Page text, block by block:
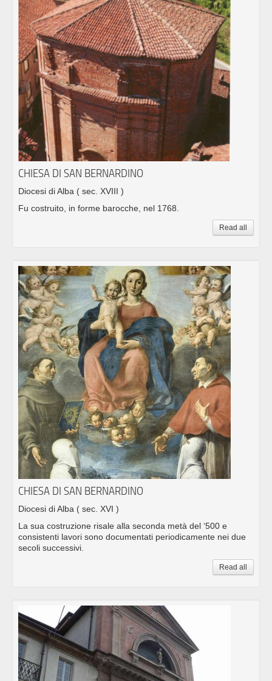
CHIESA DI SAN BERNARDINO
Diocesi di Alba ( sec. XVIII )
Fu costruito, in forme barocche, nel 1768.
Read all
CHIESA DI SAN BERNARDINO
Diocesi di Alba ( sec. XVI )
La sua costruzione risale alla seconda metà del ‘500 e
consistenti lavori sono documentati periodicamente nei due
secoli successivi.
Read all